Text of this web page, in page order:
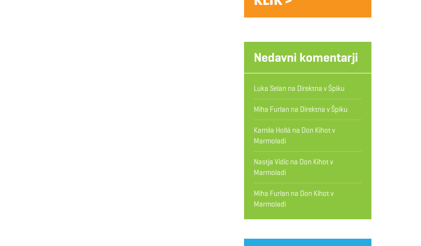
Nedavni komentarji
Luka Selan na Direktna v Špiku
Miha Furlan na Direktna v Špiku
Kamila Hollá na Don Kihot v
Marmoladi
Nastja Vidicna Don Kihot v
Marmoladi
Miha Furlan na Don Kihot v
Marmoladi